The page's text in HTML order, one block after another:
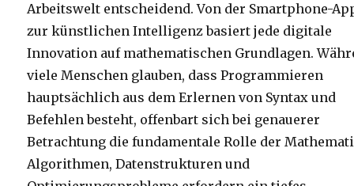
Arbeitswelt entscheidend. Von der Smartphone-
zur künstlichen Intelligenz basiert jede digitale
Innovation auf mathematischen Grundlagen.
viele Menschen glauben, dass Programmieren
hauptsächlich aus dem Erlernen von Syntax und
Befehlen besteht, offenbart sich bei genauerer
Betrachtung die fundamentale Rolle der
Algorithmen, Datenstrukturen und